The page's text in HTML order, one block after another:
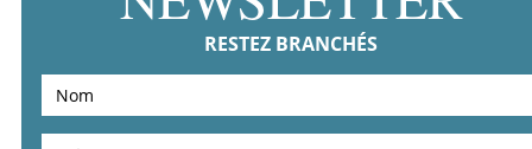
RESTEZ BRANCHÉS